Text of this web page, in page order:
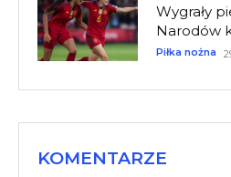
Wygrały
Narodów
Piłka nożna
KOMENTARZE